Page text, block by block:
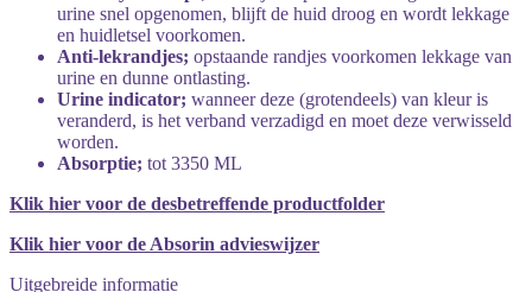
urine snel opgenomen, blijft de huid droog en wordt lekkage
en huidletsel voorkomen.
Anti-lekrandjes; opstaande randjes voorkomen lekkage van
urine en dunne ontlasting.
Urine indicator; wanneer deze (grotendeels) van kleur is
veranderd, is het verband verzadigd en moet deze verwisseld
worden.
Absorptie; tot 3350 ML
Klik hier voor de desbetreffende productfolder
Klik hier voor de Absorin advieswijzer
Uitgebreide informatie